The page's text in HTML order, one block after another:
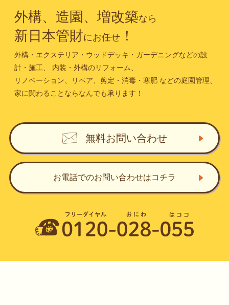
外構、造園、増改築なら
新日本管財にお任せ！
外構・エクステリア・ウッドデッキ・ガーデニングなどの設
計・施工、
内装・外構のリフォーム、
リノベーション、リペア、剪定・消毒・寒肥などの庭園管理、
家に関わることならなんでも承ります！
無料お問い合わせ
お電話でのお問い合わせはコチラ